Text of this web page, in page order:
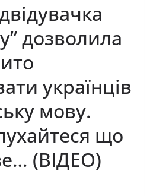
дозволила
укpаїнців
мову.
що
(ВІДЕО)